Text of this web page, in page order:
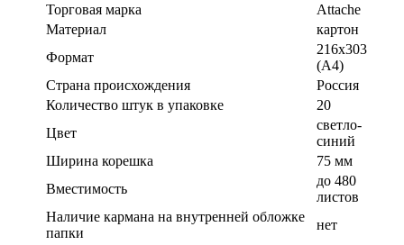
Торговая марка
Attache
Материал
картон
Формат
216х303
(А4)
Страна происхождения
Россия
Количество штук в упаковке
20
Цвет
светло-
синий
Ширина корешка
75 мм
Вместимость
до 480
листов
Наличие кармана на внутренней обложке
папки
нет